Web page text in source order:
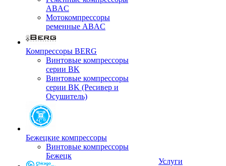
ABAC
Мотокомпрессоры
ременные ABAC
Компрессоры BERG
Винтовые компрессоры
серии BK
Винтовые компрессоры
серии BK (Ресивер и
Осушитель)
Бежецкие компрессоры
Винтовые компрессоры
Бежецк
Услуги